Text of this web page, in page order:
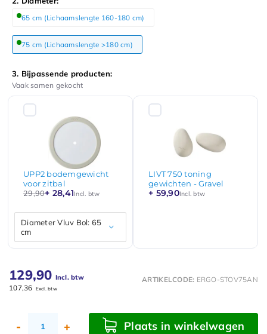
65 cm (Lichaamslengte 160-180 cm)
75 cm (Lichaamslengte >180 cm)
3. Bijpassende producten:
Vaak samen gekocht
UPP2 bodemgewicht
voor zitbal
29,90+ 28,41Incl. btw
Diameter Vluv Bol: 65
cm
LIVT 750 toning
gewichten - Gravel
+ 59,90Incl. btw
129,90 Incl. btw
107,36 Excl. btw
ARTIKELCODE: ERGO-STOV75AN
- + Plaats in winkelwagen